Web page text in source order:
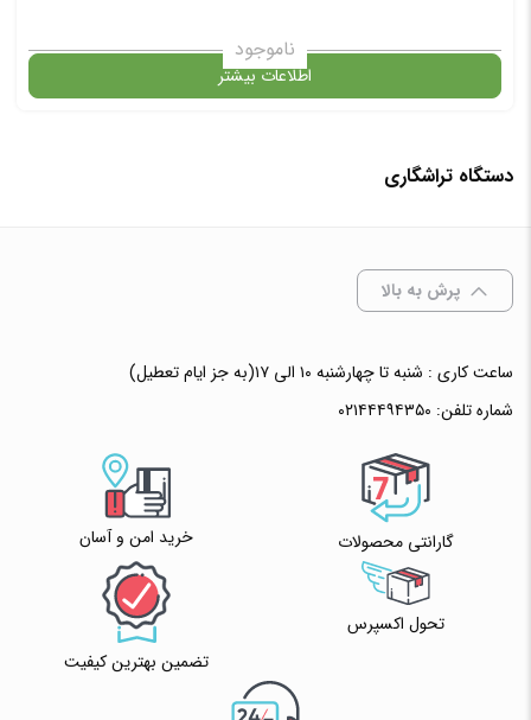
ناموجود
اطلاعات بیشتر
در حال حاضر این محصول در انبار موجود نیست و در دسترس نمی باشد.
دستگاه تراشگاری
پرش به بالا
ساعت کاری : شنبه تا چهارشنبه ۱۰ الی ۱۷(به جز ایام تعطیل)
شماره تلفن: ۰۲۱۴۴۴۹۴۳۵۰
گارانتی محصولات خرید امن و آسان
تحول اکسپرس
تضمین بهترین کیفیت